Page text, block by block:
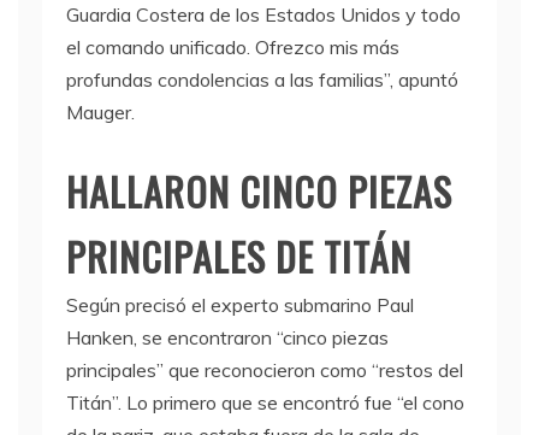
Guardia Costera de los Estados Unidos y todo
el comando unificado. Ofrezco mis más
profundas condolencias a las familias”, apuntó
Mauger.
HALLARON CINCO PIEZAS
PRINCIPALES DE TITÁN
Según precisó el experto submarino Paul
Hanken, se encontraron “cinco piezas
principales” que reconocieron como “restos del
Titán”. Lo primero que se encontró fue “el cono